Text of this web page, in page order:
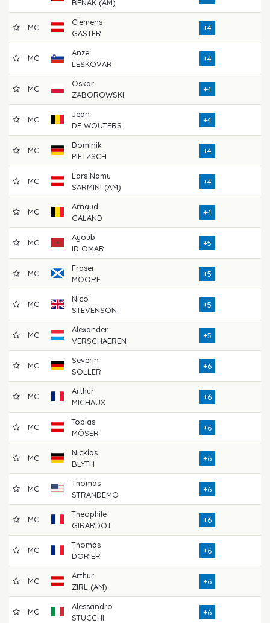
BENAK (AM)
MC
Clemens
GASTER
+4
MC
Anze
LESKOVAR
+4
MC
Oskar
ZABOROWSKI
+4
MC
Jean
DE WOUTERS
+4
MC
Dominik
PIETZSCH
+4
MC
Lars Namu
SARMINI (AM)
+4
MC
Arnaud
GALAND
+4
MC
Ayoub
ID OMAR
+5
MC
Fraser
MOORE
+5
MC
Nico
STEVENSON
+5
MC
Alexander
VERSCHAEREN
+5
MC
Severin
SOLLER
+6
MC
Arthur
MICHAUX
+6
MC
Tobias
MÖSER
+6
MC
Nicklas
BLYTH
+6
MC
Thomas
STRANDEMO
+6
MC
Theophile
GIRARDOT
+6
MC
Thomas
DORIER
+6
MC
Arthur
ZIRL (AM)
+6
MC
Alessandro
STUCCHI
+6